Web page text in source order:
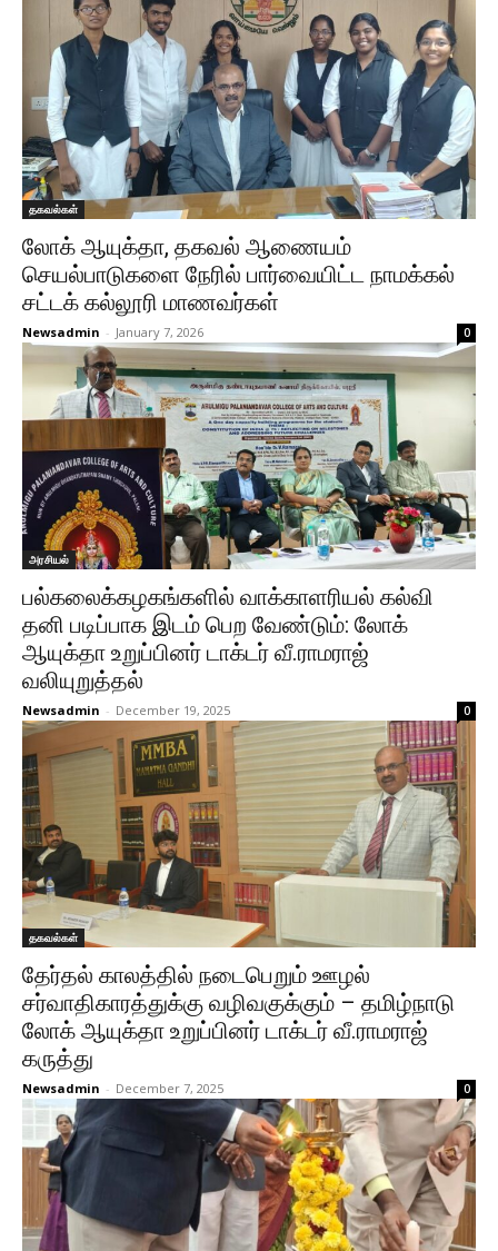
தகவல்கள்
லோக் ஆயுக்தா, தகவல் ஆணையம்
செயல்பாடுகளை நேரில் பார்வையிட்ட நாமக்கல்
சட்டக் கல்லூரி மாணவர்கள்
Newsadmin - January 7, 2026 0
அரசியல்
பல்கலைக்கழகங்களில் வாக்காளரியல் கல்வி
தனி படிப்பாக இடம் பெற வேண்டும்: லோக்
ஆயுக்தா உறுப்பினர் டாக்டர் வீ.ராமராஜ்
வலியுறுத்தல்
Newsadmin - December 19, 2025 0
தகவல்கள்
தேர்தல் காலத்தில் நடைபெறும் ஊழல்
சர்வாதிகாரத்துக்கு வழிவகுக்கும் – தமிழ்நாடு
லோக் ஆயுக்தா உறுப்பினர் டாக்டர் வீ.ராமராஜ்
கருத்து
Newsadmin - December 7, 2025 0